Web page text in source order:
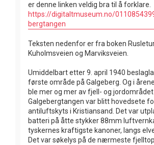
er denne linken veldig bra til å forklare.
https://digitaltmuseum.no/
bergtangen
Teksten nedenfor er fra boken
Kuholmsveien og Marviksveien.
Umiddelbart etter 9. april 1940
første område på Galgeberg. Og i
ble mer og mer av fjell- og
Galgebergtangen var blitt hovedsete
antiluftskyts i Kristiansand. Det var
batteri på åtte stykker 88mm
tyskernes kraftigste kanoner, langs
Det var søkelys på de nærmeste